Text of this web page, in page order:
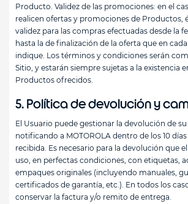
Producto. Validez de las promociones: en el
realicen ofertas y promociones de Productos,
validez para las compras efectuadas desde la
hasta la de finalización de la oferta que en
indique. Los términos y condiciones serán
Sitio, y estarán siempre sujetas a la existencia
Productos ofrecidos.
5. Política de devolución y
El Usuario puede gestionar la devolución de
notificando a MOTOROLA dentro de los 10
recibida. Es necesario para la devolución que
uso, en perfectas condiciones, con etiquetas,
empaques originales (incluyendo manuales,
certificados de garantía, etc.). En todos los
conservar la factura y/o remito de entrega.